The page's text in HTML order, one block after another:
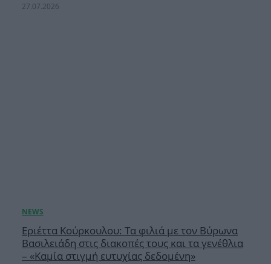
27.07.2026
Εριέττα Κούρκουλου: Τα φιλιά με τον Βύρωνα
Βασιλειάδη στις διακοπές τους και τα γενέθλια
– «Καμία στιγμή ευτυχίας δεδομένη»